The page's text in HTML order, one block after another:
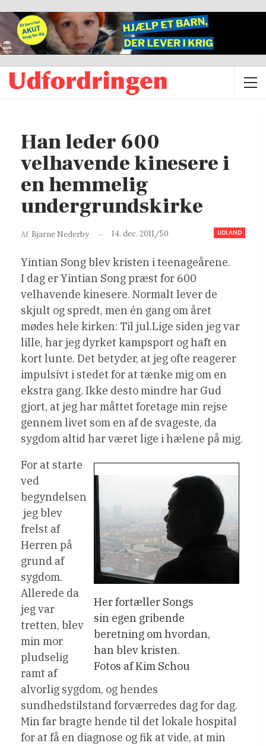
Han leder 600
velhavende kinesere i
en hemmelig
undergrundskirke
UDLAND
Af Bjarne Nederby 14. dec. 2011/50
Yintian Song blev kristen i teenageårene.
I dag er Yintian Song præst for 600
velhavende kinesere. Normalt lever de
skjult og spredt, men én gang om året
mødes hele kirken: Til jul.Lige siden jeg var
lille, har jeg dyrket kampsport og haft en
kort lunte. Det betyder, at jeg ofte reagerer
impulsivt i stedet for at tænke mig om en
ekstra gang. Ikke desto mindre har Gud
gjort, at jeg har måttet foretage min rejse
gennem livet som en af de svageste, da
sygdom altid har været lige i hælene på mig.
Her fortæller Songs
sin egen gribende
beretning om hvordan,
han blev kristen.
Fotos af Kim Schou
For at starte
ved
begyndelsen
 jeg blev
frelst af
Herren på
grund af
sygdom.
Allerede da
jeg var
tretten, blev
min mor
pludselig
ramt af
alvorlig sygdom, og hendes
sundhedstilstand forværredes dag for dag.
Min far bragte hende til det lokale hospital
for at få en diagnose og fik at vide, at min